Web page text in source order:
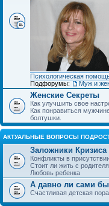
Психологическая
Подфорумы:
Муж и
Женские Секреты
Как улучшить свое
Как понравиться
болтушки.
АКТУАЛЬНЫЕ ВОПРОСЫ
Заложники
Конфликты в
Стоит ли жить с
Любовь ребенка
А давно ли сами
Счастливая детская